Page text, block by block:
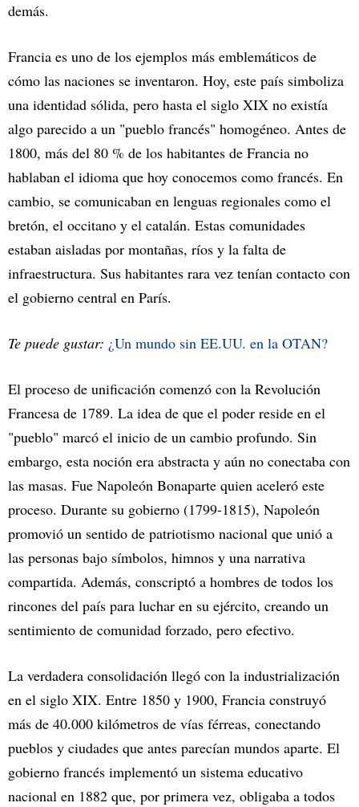
demás.
Francia es uno de los ejemplos más emblemáticos de
cómo las naciones se inventaron. Hoy, este país simboliza
una identidad sólida, pero hasta el siglo XIX no existía
algo parecido a un "pueblo francés" homogéneo. Antes de
1800, más del 80 % de los habitantes de Francia no
hablaban el idioma que hoy conocemos como francés. En
cambio, se comunicaban en lenguas regionales como el
bretón, el occitano y el catalán. Estas comunidades
estaban aisladas por montañas, ríos y la falta de
infraestructura. Sus habitantes rara vez tenían contacto con
el gobierno central en París.
Te puede gustar: ¿Un mundo sin EE.UU. en la OTAN?
El proceso de unificación comenzó con la Revolución
Francesa de 1789. La idea de que el poder reside en el
"pueblo" marcó el inicio de un cambio profundo. Sin
embargo, esta noción era abstracta y aún no conectaba con
las masas. Fue Napoleón Bonaparte quien aceleró este
proceso. Durante su gobierno (1799-1815), Napoleón
promovió un sentido de patriotismo nacional que unió a
las personas bajo símbolos, himnos y una narrativa
compartida. Además, conscriptó a hombres de todos los
rincones del país para luchar en su ejército, creando un
sentimiento de comunidad forzado, pero efectivo.
La verdadera consolidación llegó con la industrialización
en el siglo XIX. Entre 1850 y 1900, Francia construyó
más de 40.000 kilómetros de vías férreas, conectando
pueblos y ciudades que antes parecían mundos aparte. El
gobierno francés implementó un sistema educativo
nacional en 1882 que, por primera vez, obligaba a todos